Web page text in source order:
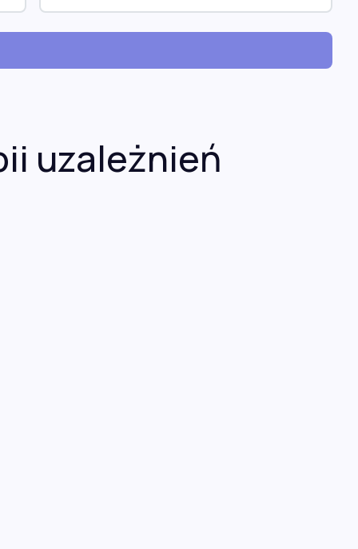
uzależnień